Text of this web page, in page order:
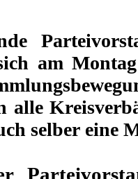
am
alle
selber eine